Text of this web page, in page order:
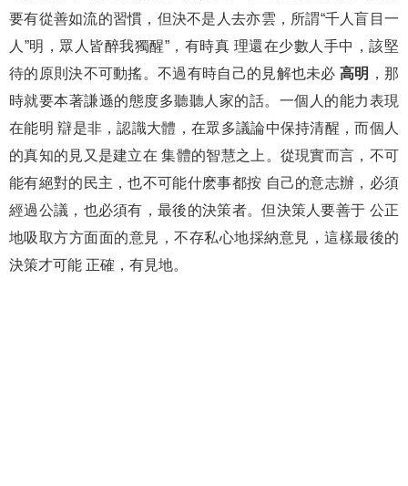
要有從善如流的習慣，但決不是人去亦雲，所謂“千人盲目一
人”明，眾人皆醉我獨醒”，有時真 理還在少數人手中，該堅
待的原則決不可動搖。不過有時自己的見解也未必高明 ，那
時就要本著謙遜的態度多聽聽人家的話。一個人的能力表現
在能明 辯是非，認識大體，在眾多議論中保持清醒，而個人
的真知的見又是建立在 集體的智慧之上。從現實而言，不可
能有絕對的民主，也不可能什麽事都按 自己的意志辦，必須
經過公議，也必須有，最後的決策者。但決策人要善于 公正
地吸取方方面面的意見，不存私心地採納意見，這樣最後的
決策才可能 正確，有見地。